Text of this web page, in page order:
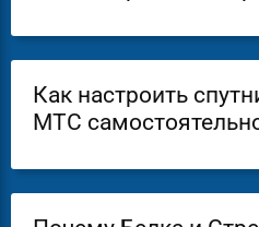
Как настроить
МТС